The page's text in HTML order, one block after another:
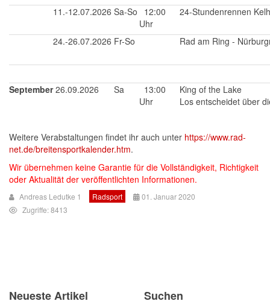
11.-12.07.2026 Sa-So
12:00
Uhr
24-Stundenrennen
24.-26.07.2026 Fr-So Rad am Ring -
September26.09.2026 Sa
13:00
Uhr
King of the Lake
Los entscheidet über
Weitere Verabstaltungen findet ihr auch unter https://www.rad-
net.de/breitensportkalender.htm.
Wir übernehmen keine Garantie für die Vollständigkeit, Richtigkeit
oder Aktualität der veröffentlichten Informationen.
Andreas Ledutke 1 Radsport
01. Januar 2020
Zugriffe: 8413
Neueste Artikel Suchen